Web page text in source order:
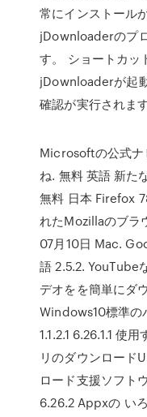
常にインストール
jDownloaderのプ
す。 ショートカッ
jDownloaderが起
確認が実行されます
Microsoftの公式ナ
ね. 無料 英語 新た
無料 日本 Firefox
れたMozillaのブラ
07月10日 Mac.
語 2.5.2. YouTube
デオをを簡単にダ
Windows10標準の
1.1.2.1 6.26.1.1 使
リのダウンロード
ロード支援ソフト
6.26.2 Appxの い